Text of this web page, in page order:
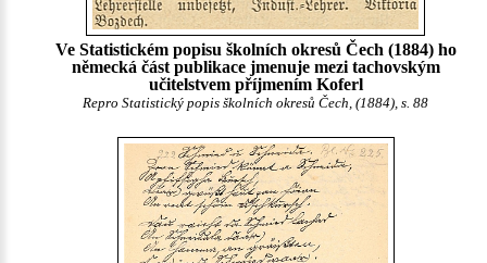
Ve Statistickém popisu školních okresů Čech (1884) ho
německá část publikace jmenuje mezi tachovským
učitelstvem příjmením Koferl
Repro Statistický popis školních okresů Čech, (1884), s. 88